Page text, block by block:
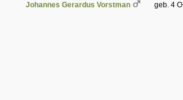
Johannes Gerardus Vorstman
geb. 4